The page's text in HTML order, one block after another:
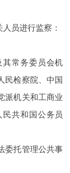
员进行监察：
其常务委员会机
民检察院、中国
派机关和工商业
共和国公务员
委托管理公共事